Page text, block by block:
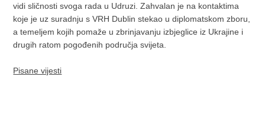
vidi sličnosti svoga rada u Udruzi. Zahvalan je na kontaktima
koje je uz suradnju s VRH Dublin stekao u diplomatskom zboru,
a temeljem kojih pomaže u zbrinjavanju izbjeglice iz Ukrajine i
drugih ratom pogođenih područja svijeta.
Pisane vijesti